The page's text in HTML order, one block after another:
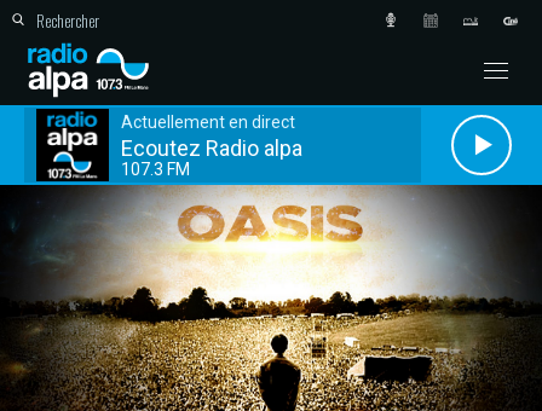
Actuellement en direct
Ecoutez Radio alpa
107.3 FM